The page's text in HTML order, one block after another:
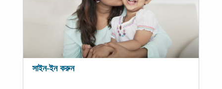
সাইন-ইন করুন